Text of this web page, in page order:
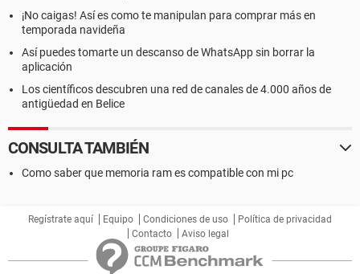
¡No caigas! Así es como te manipulan para comprar más en
temporada navideña
Así puedes tomarte un descanso de WhatsApp sin borrar la
aplicación
Los científicos descubren una red de canales de 4.000 años de
antigüedad en Belice
CONSULTA TAMBIÉN
Como saber que memoria ram es compatible con mi pc
Regístrate aquí Equipo Condiciones de uso
Política de privacidad
Contacto
Aviso legal